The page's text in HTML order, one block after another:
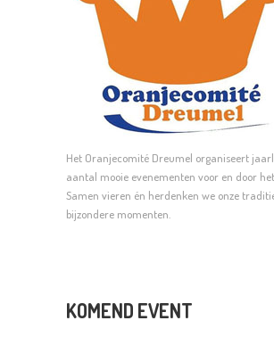
Het Oranjecomité Dreumel organiseert
aantal mooie evenementen voor en door
Samen vieren én herdenken we onze
bijzondere momenten.
KOMEND EVENT